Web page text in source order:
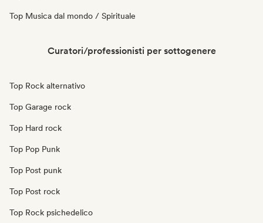
Top Musica dal mondo / Spirituale
Curatori/professionisti per sottogenere
Top Rock alternativo
Top Garage rock
Top Hard rock
Top Pop Punk
Top Post punk
Top Post rock
Top Rock psichedelico